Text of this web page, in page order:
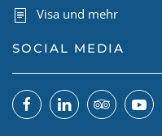
Visa und mehr
SOCIAL MEDIA